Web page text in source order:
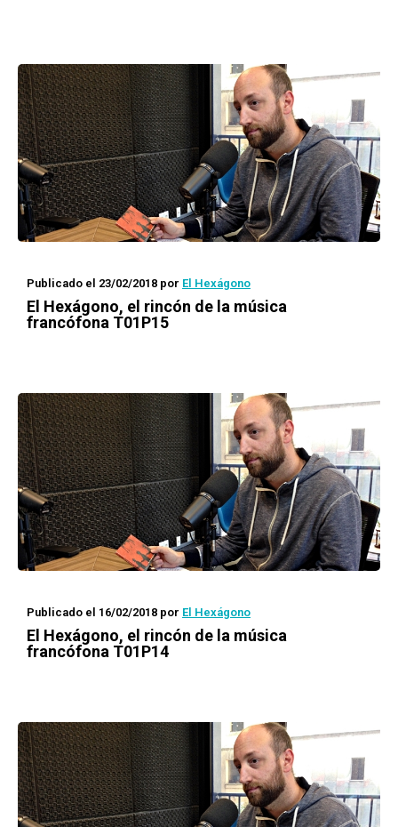
Publicado el 23/02/2018 por El Hexágono
El Hexágono, el rincón de la música
francófona T01P15
Publicado el 16/02/2018 por El Hexágono
El Hexágono, el rincón de la música
francófona T01P14